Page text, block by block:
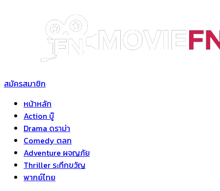
สมัครสมาชิก
หน้าหลัก
Action บู๊
Drama ดราม่า
Comedy ตลก
Adventure ผจญภัย
Thriller ระทึกขวัญ
พากย์ไทย